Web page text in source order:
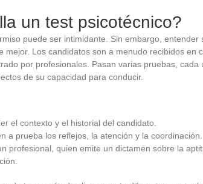
un test psicotécnico?
puede ser intimidante. Sin embargo, entender
mejor. Los candidatos son a menudo recibidos en
por profesionales. Pasan varias pruebas, cada
de su capacidad para conducir.
el contexto y el historial del candidato.
a prueba los reflejos, la atención y la coordinación.
profesional, quien emite un dictamen sobre la